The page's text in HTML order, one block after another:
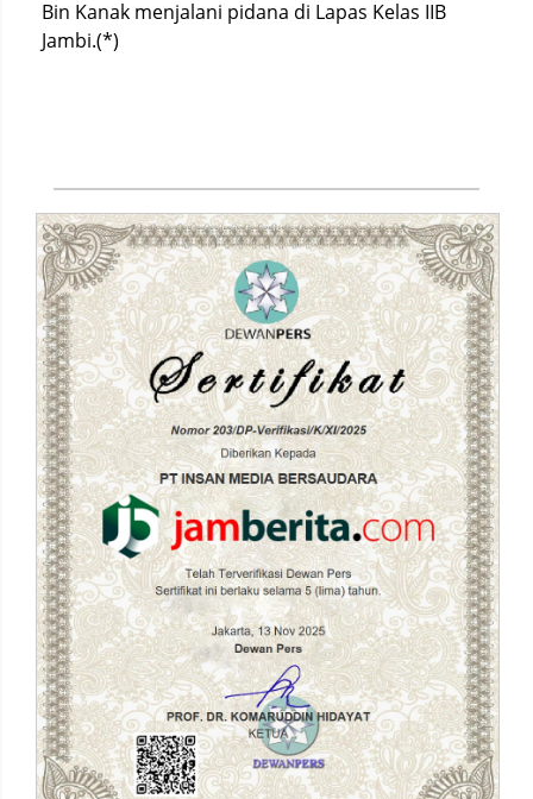
Bin Kanak menjalani pidana di Lapas Kelas IIB
Jambi.(*)